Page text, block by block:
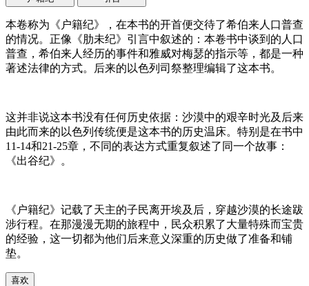
本卷称为《户籍纪》，在本书的开首便交待了希伯来人口普查
的情况。正像《肋未纪》引言中叙述的：本卷书中谈到的人口
普查，希伯来人经历的事件和雅威对梅瑟的指示等，都是一种
著述法律的方式。后来的以色列司祭整理编辑了这本书。
这并非说这本书没有任何历史依据：沙漠中的艰辛时光及后来
由此而来的以色列传统便是这本书的历史温床。特别是在书中
11-14和21-25章，不同的表达方式重复叙述了同一个故事：
《出谷纪》。
《户籍纪》记载了天主的子民离开埃及后，穿越沙漠的长途跋
涉行程。在那漫漫无期的旅程中，民众积累了大量特殊而宝贵
的经验，这一切都为他们后来意义深重的历史做了准备和铺
垫。
喜欢